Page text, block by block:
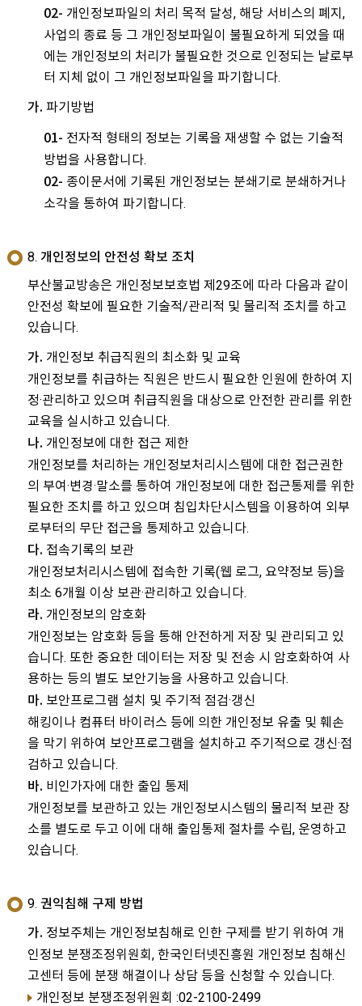
02- 개인정보파일의 처리 목적 달성, 해당 서비스의 폐지,
사업의 종료 등 그 개인정보파일이 불필요하게 되었을 때
에는 개인정보의 처리가 불필요한 것으로 인정되는 날로부
터 지체 없이 그 개인정보파일을 파기합니다.
가. 파기방법
01- 전자적 형태의 정보는 기록을 재생할 수 없는 기술적
방법을 사용합니다.
02- 종이문서에 기록된 개인정보는 분쇄기로 분쇄하거나
소각을 통하여 파기합니다.
8. 개인정보의 안전성 확보 조치
부산불교방송은 개인정보보호법 제29조에 따라 다음과 같이
안전성 확보에 필요한 기술적/관리적 및 물리적 조치를 하고
있습니다.
가. 개인정보 취급직원의 최소화 및 교육
개인정보를 취급하는 직원은 반드시 필요한 인원에 한하여 지
정·관리하고 있으며 취급직원을 대상으로 안전한 관리를 위한
교육을 실시하고 있습니다.
나. 개인정보에 대한 접근 제한
개인정보를 처리하는 개인정보처리시스템에 대한 접근권한
의 부여·변경·말소를 통하여 개인정보에 대한 접근통제를 위한
필요한 조치를 하고 있으며 침입차단시스템을 이용하여 외부
로부터의 무단 접근을 통제하고 있습니다.
다. 접속기록의 보관
개인정보처리시스템에 접속한 기록(웹 로그, 요약정보 등)을
최소 6개월 이상 보관·관리하고 있습니다.
라. 개인정보의 암호화
개인정보는 암호화 등을 통해 안전하게 저장 및 관리되고 있
습니다. 또한 중요한 데이터는 저장 및 전송 시 암호화하여 사
용하는 등의 별도 보안기능을 사용하고 있습니다.
마. 보안프로그램 설치 및 주기적 점검·갱신
해킹이나 컴퓨터 바이러스 등에 의한 개인정보 유출 및 훼손
을 막기 위하여 보안프로그램을 설치하고 주기적으로 갱신·점
검하고 있습니다.
바. 비인가자에 대한 출입 통제
개인정보를 보관하고 있는 개인정보시스템의 물리적 보관 장
소를 별도로 두고 이에 대해 출입통제 절차를 수립, 운영하고
있습니다.
9. 권익침해 구제 방법
가. 정보주체는 개인정보침해로 인한 구제를 받기 위하여 개
인정보 분쟁조정위원회, 한국인터넷진흥원 개인정보 침해신
고센터 등에 분쟁 해결이나 상담 등을 신청할 수 있습니다.
개인정보 분쟁조정위원회 :02-2100-2499